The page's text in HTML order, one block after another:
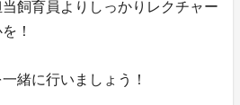
飼育員よりしっかりレクチャー
！
緒に行いましょう！